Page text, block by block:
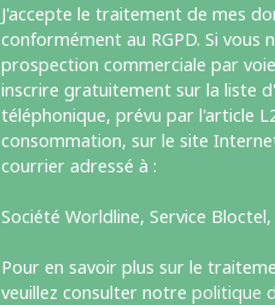
J'accepte le traitement de mes
conformément au RGPD. Si vous
prospection commerciale par
inscrire gratuitement sur la liste
téléphonique, prévu par l'article
consommation, sur le site
courrier adressé à :
Société Worldline, Service Bloctel,
Pour en savoir plus sur le
veuillez consulter notre politique